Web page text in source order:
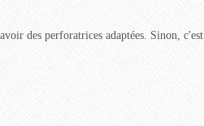
des perforatrices adaptées. Sinon, c'est